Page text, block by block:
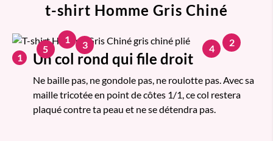
t-shirt Homme Gris Chiné
1 Un col rond qui file droit
Ne baille pas, ne gondole pas, ne roulotte pas. Avec sa
maille tricotée en point de côtes 1/1, ce col restera
plaqué contre ta peau et ne se détendra pas.
1 2
3 4
5